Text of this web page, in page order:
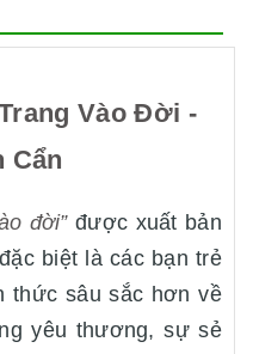
Vào Đời -
Cẩn
đời”được xuất bản
biệt là các bạn trẻ
thức sâu sắc hơn về
yêu thương, sự sẻ